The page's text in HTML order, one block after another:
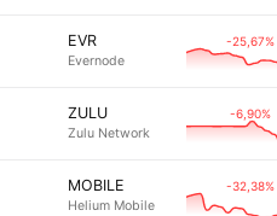
EVR
Evernode
-25,67%
ZULU
Zulu Network
-6,90%
MOBILE
Helium Mobile
-32,38%